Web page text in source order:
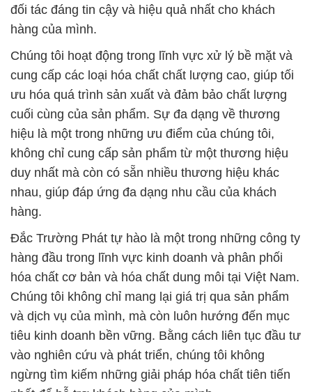
đối tác đáng tin cậy và hiệu quả nhất cho khách
hàng của mình.
Chúng tôi hoạt động trong lĩnh vực xử lý bề mặt và
cung cấp các loại hóa chất chất lượng cao, giúp tối
ưu hóa quá trình sản xuất và đảm bảo chất lượng
cuối cùng của sản phẩm. Sự đa dạng về thương
hiệu là một trong những ưu điểm của chúng tôi,
không chỉ cung cấp sản phẩm từ một thương hiệu
duy nhất mà còn có sẵn nhiều thương hiệu khác
nhau, giúp đáp ứng đa dạng nhu cầu của khách
hàng.
Đắc Trường Phát tự hào là một trong những công ty
hàng đầu trong lĩnh vực kinh doanh và phân phối
hóa chất cơ bản và hóa chất dung môi tại Việt Nam.
Chúng tôi không chỉ mang lại giá trị qua sản phẩm
và dịch vụ của mình, mà còn luôn hướng đến mục
tiêu kinh doanh bền vững. Bằng cách liên tục đầu tư
vào nghiên cứu và phát triển, chúng tôi không
ngừng tìm kiếm những giải pháp hóa chất tiên tiến